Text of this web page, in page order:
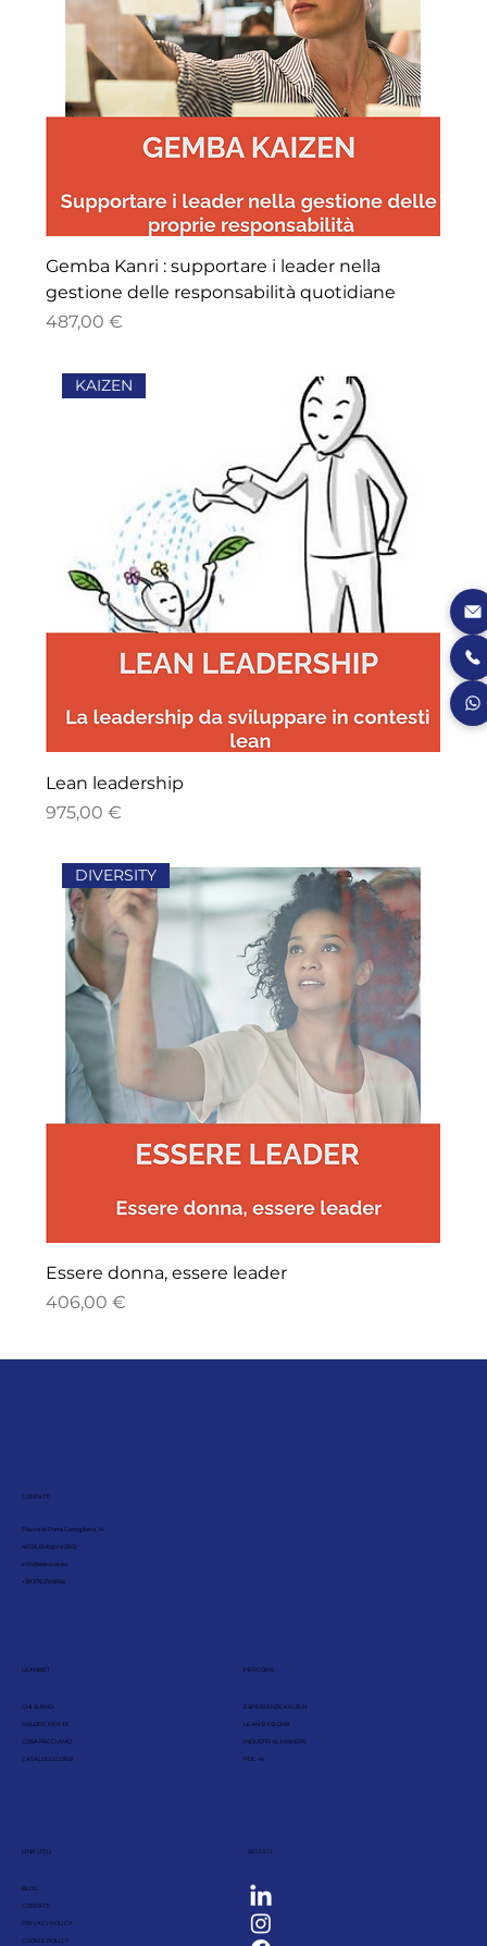
Gemba Kanri : supportare i leader nella
gestione delle responsabilità quotidiane
Price
487,00 €
KAIZEN
Lean leadership
Price
975,00 €
DIVERSITY
Essere donna, essere leader
Price
406,00 €
CONTATTI
Piazza di Porta Castiglione, 14
40136, Bologna (BO)
info@leanbet.eu
+39 376 210 8166
LEANBET
CHI SIAMO
VALORE PER TE
COSA FACCIAMO
CATALOGO CORSI
PERCORSI
ESPERIENZE KAIZEN
LEAN SIX SIGMA
INDUSTRIAL MAKERS
PDC-AI
LINK UTILI
BLOG
CONTATTI
PRIVACY POLICY
COOKIE POLICY
SEGUICI